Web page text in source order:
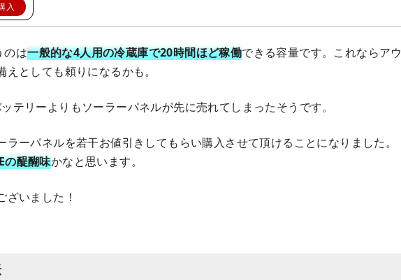
入
のは一般的な4人用の冷蔵庫で20時間ほど稼働できる容量です。これならアウ
としても頼りになるかも。
テリーよりもソーラーパネルが先に売れてしまったそうです。
ーパネルを若干お値引きしてもらい購入させて頂けることになりました。
の醍醐味かなと思います。
いました！